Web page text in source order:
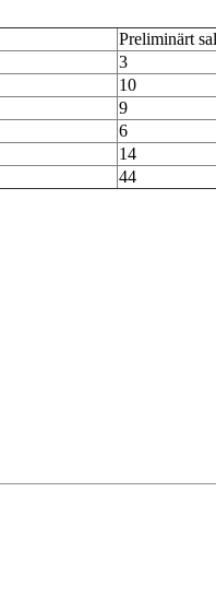
Preliminärt
3
10
9
6
14
44